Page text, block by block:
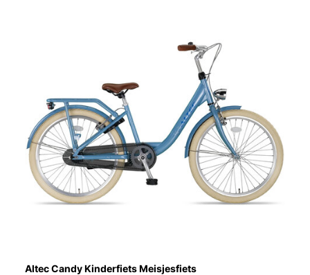
Altec Candy Kinderfiets Meisjesfiets